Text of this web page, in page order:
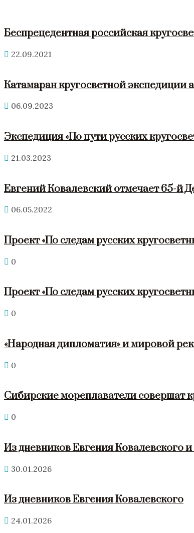
Беспрецедентная российская
22.09.2021
Катамаран кругосветной экспедиции
06.09.2023
Экспедиция «По пути русских
21.03.2023
Евгений Ковалевский отмечает 65-й
06.05.2022
Проект «По следам русских
0
Проект «По следам русских
0
«Народная дипломатия» и мировой
0
Сибирские мореплаватели совершат
0
Из дневников Евгения
30.01.2026
Из дневников Евгения Ковалевского
24.01.2026